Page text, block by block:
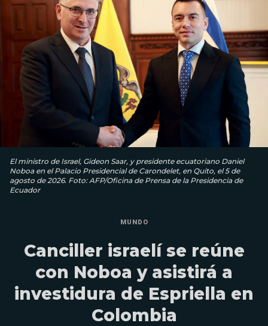
El ministro de Israel, Gideon Saar, y presidente ecuatoriano Daniel
Noboa en el Palacio Presidencial de Carondelet, en Quito, el 5 de
agosto de 2026. Foto: AFP/Oficina de Prensa de la Presidencia de
Ecuador
MUNDO
Canciller israelí se reúne
con Noboa y asistirá a
investidura de Espriella en
Colombia